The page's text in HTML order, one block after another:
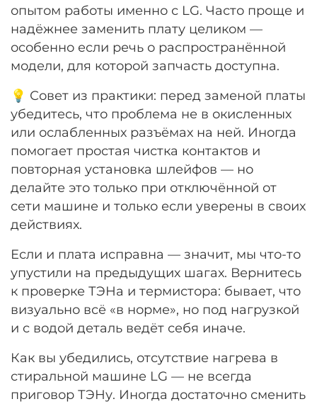
опытом работы именно с LG. Часто проще и
надёжнее заменить плату целиком —
особенно если речь о распространённой
модели, для которой запчасть доступна.
💡 Совет из практики: перед заменой платы
убедитесь, что проблема не в окисленных
или ослабленных разъёмах на ней. Иногда
помогает простая чистка контактов и
повторная установка шлейфов — но
делайте это только при отключённой от
сети машине и только если уверены в своих
действиях.
Если и плата исправна — значит, мы что-то
упустили на предыдущих шагах. Вернитесь
к проверке ТЭНа и термистора: бывает, что
визуально всё «в норме», но под нагрузкой
и с водой деталь ведёт себя иначе.
Как вы убедились, отсутствие нагрева в
стиральной машине LG — не всегда
приговор ТЭНу. Иногда достаточно сменить